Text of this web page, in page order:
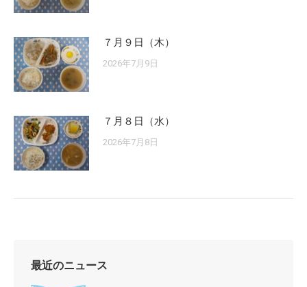
７月９日（木）
2026年7月9日
７月８日（水）
2026年7月8日
最近のニュース